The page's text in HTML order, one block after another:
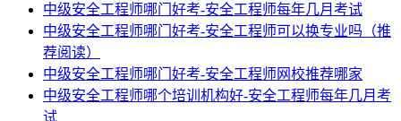
中级安全工程师哪门好考-安全工程师每年几月考试
中级安全工程师哪门好考-安全工程师可以换专业吗（推
荐阅读）
中级安全工程师哪门好考-安全工程师网校推荐哪家
中级安全工程师哪个培训机构好-安全工程师每年几月考
试